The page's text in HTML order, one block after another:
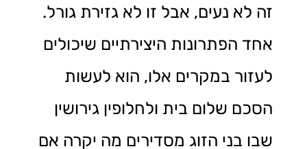
זה לא נעים, אבל זו לא גזירת גורל.
אחד הפתרונות היצירתיים שיכולים
לעזור במקרים אלו, הוא לעשות
הסכם שלום בית ולחלופין גירושין
שבו בני הזוג מסדירים מה יקרה אם